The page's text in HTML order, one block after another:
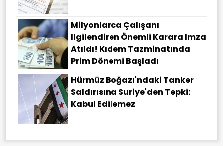
Milyonlarca Çalışanı
Ilgilendiren Önemli Karara Imza
Atıldı! Kıdem Tazminatında
Prim Dönemi Başladı
Hürmüz Boğazı'ndaki Tanker
Saldırısına Suriye'den Tepki:
Kabul Edilemez